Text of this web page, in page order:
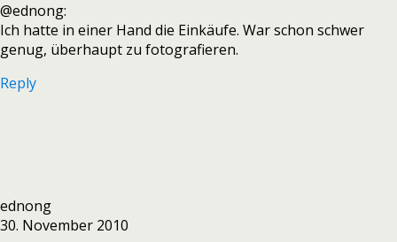
@ednong:
Ich hatte in einer Hand die Einkäufe. War schon schwer
genug, überhaupt zu fotografieren.
Reply
ednong
30. November 2010